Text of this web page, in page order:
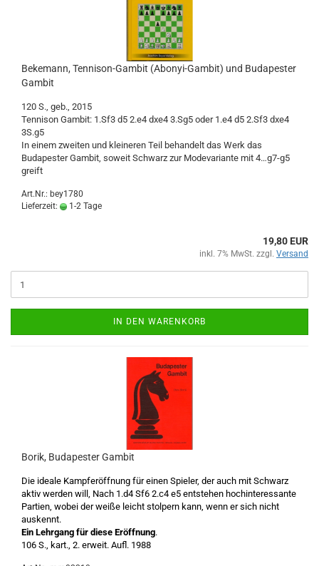
Bekemann, Tennison-Gambit (Abonyi-Gambit) und Budapester
Gambit
120 S., geb., 2015
Tennison Gambit: 1.Sf3 d5 2.e4 dxe4 3.Sg5 oder 1.e4 d5 2.Sf3 dxe4
3S.g5
In einem zweiten und kleineren Teil behandelt das Werk das
Budapester Gambit, soweit Schwarz zur Modevariante mit 4…g7-g5
greift
Art.Nr.: bey1780
Lieferzeit:
1-2 Tage
19,80 EUR
inkl. 7% MwSt. zzgl. Versand
IN DEN WARENKORB
Borik, Budapester Gambit
Die ideale Kampferöffnung für einen Spieler, der auch mit Schwarz
aktiv werden will, Nach 1.d4 Sf6 2.c4 e5 entstehen hochinteressante
Partien, wobei der weiße leicht stolpern kann, wenn er sich nicht
auskennt.
Ein Lehrgang für diese Eröffnung.
106 S., kart., 2. erweit. Aufl. 1988